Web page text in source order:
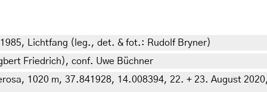
Lichtfang (leg., det. & fot.: Rudolf Bryner)
Friedrich), conf. Uwe Büchner
1020 m, 37.841928, 14.008394, 22. + 23. August